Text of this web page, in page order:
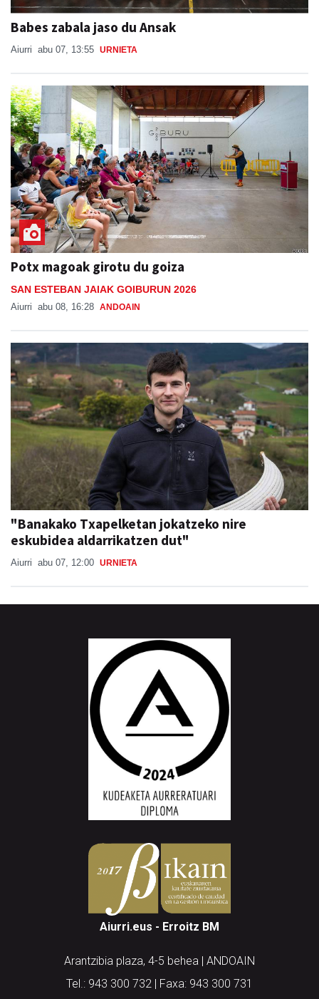
Babes zabala jaso du Ansak
Aiurri abu 07, 13:55 URNIETA
Potx magoak girotu du goiza
SAN ESTEBAN JAIAK GOIBURUN 2026
Aiurri abu 08, 16:28 ANDOAIN
"Banakako Txapelketan jokatzeko nire
eskubidea aldarrikatzen dut"
Aiurri abu 07, 12:00 URNIETA
Aiurri.eus - Erroitz BM
Arantzibia plaza, 4-5 behea | ANDOAIN
Tel.: 943 300 732 | Faxa: 943 300 731